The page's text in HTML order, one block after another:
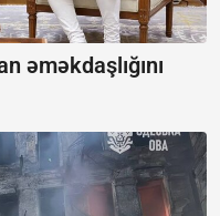
əməkdaşlığını